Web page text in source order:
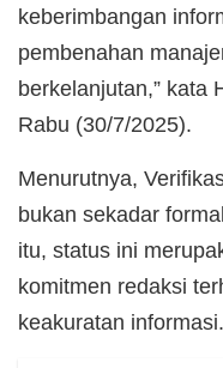
keberimbangan
pembenahan
berkelanjutan,” kata
Rabu (30/7/2025).
Menurutnya,
bukan sekadar
itu, status ini
komitmen redaksi
keakuratan informasi.